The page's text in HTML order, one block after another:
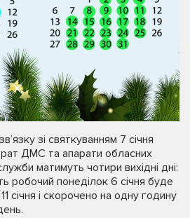
зі святкуванням 7 січня
ДМС та апарати обласних
матимуть чотири вихідні дні:
робочий понеділок 6 січня буде
січня і скорочено на одну годину